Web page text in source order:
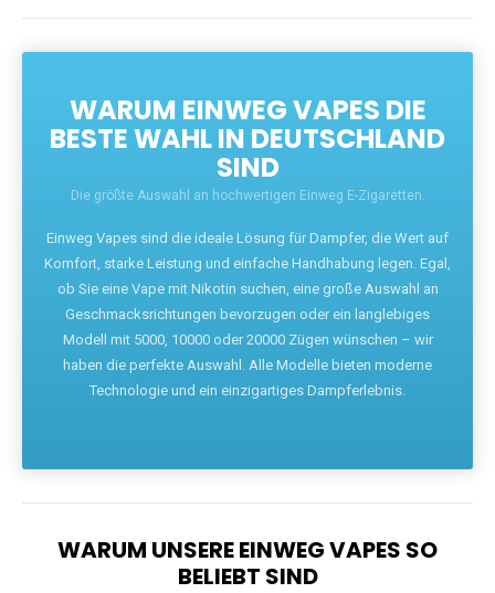
WARUM EINWEG VAPES DIE
BESTE WAHL IN DEUTSCHLAND
SIND
Die größte Auswahl an hochwertigen Einweg E-Zigaretten.
Einweg Vapes sind die ideale Lösung für Dampfer, die Wert auf
Komfort, starke Leistung und einfache Handhabung legen. Egal,
ob Sie eine Vape mit Nikotin suchen, eine große Auswahl an
Geschmacksrichtungen bevorzugen oder ein langlebiges
Modell mit 5000, 10000 oder 20000 Zügen wünschen – wir
haben die perfekte Auswahl. Alle Modelle bieten moderne
Technologie und ein einzigartiges Dampferlebnis.
WARUM UNSERE EINWEG VAPES SO
BELIEBT SIND